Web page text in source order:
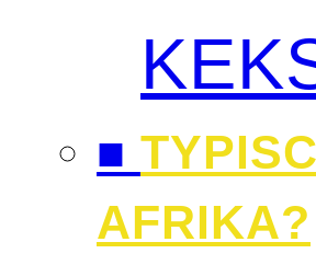
■
AFRIKA?